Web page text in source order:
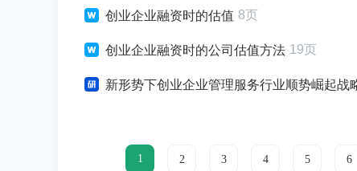
创业企业融资时的估值 8页
创业企业融资时的公司估值方法 19页
新形势下创业企业管理服务行业顺势崛起战
1 2 3 4 5 6